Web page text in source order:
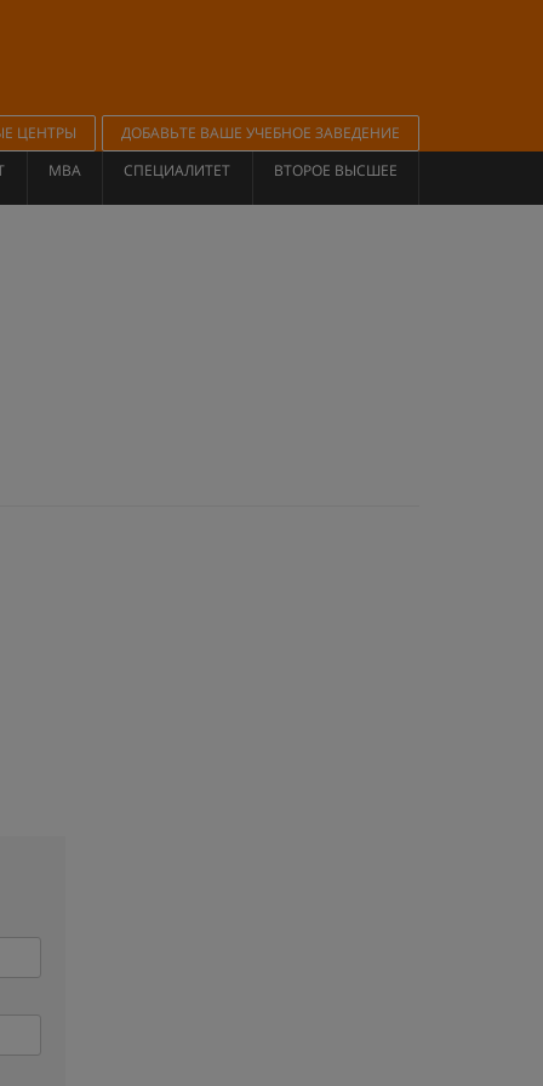
ЦЕНТРЫ
ДОБАВЬТЕ ВАШЕ УЧЕБНОЕ ЗАВЕДЕНИЕ
MBA СПЕЦИАЛИТЕТ ВТОРОЕ ВЫСШЕЕ